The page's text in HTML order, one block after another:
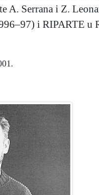
A. Serrana i Z.
i RIPARTE